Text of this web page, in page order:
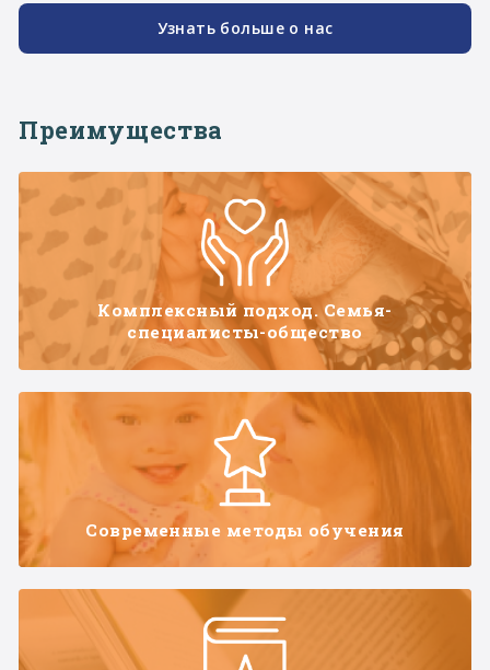
Узнать больше о нас
Преимущества
Комплексный подход. Семья-
специалисты-общество
Современные методы обучения